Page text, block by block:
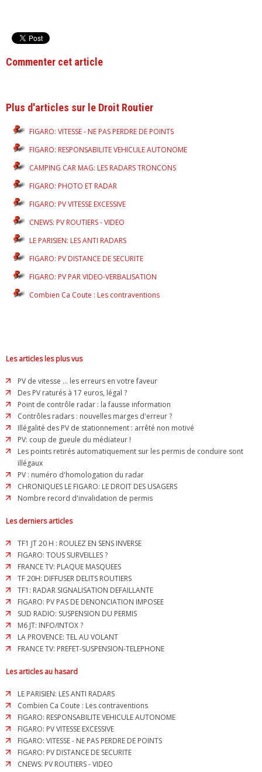
Commenter cet article
Plus d'articles sur le Droit Routier
FIGARO: VITESSE - NE PAS PERDRE DE POINTS
FIGARO: RESPONSABILITE VEHICULE AUTONOME
CAMPING CAR MAG: LES RADARS TRONCONS
FIGARO: PHOTO ET RADAR
FIGARO: PV VITESSE EXCESSIVE
CNEWS: PV ROUTIERS - VIDEO
LE PARISIEN: LES ANTI RADARS
FIGARO: PV DISTANCE DE SECURITE
FIGARO: PV PAR VIDEO-VERBALISATION
Combien Ca Coute : Les contraventions
Les articles les plus vus
PV de vitesse ... les erreurs en votre faveur
Des PV raturés à 17 euros, légal ?
Point de contrôle radar : la fausse information
Contrôles radars : nouvelles marges d'erreur ?
Illégalité des PV de stationnement : arrêté non motivé
PV: coup de gueule du médiateur !
Les points retirés automatiquement sur les permis de conduire sont
illégaux
PV : numéro d'homologation du radar
CHRONIQUES LE FIGARO: LE DROIT DES USAGERS
Nombre record d'invalidation de permis
Les derniers articles
TF1 JT 20 H : ROULEZ EN SENS INVERSE
FIGARO: TOUS SURVEILLES ?
FRANCE TV: PLAQUE MASQUEES
TF 20H: DIFFUSER DELITS ROUTIERS
TF1: RADAR SIGNALISATION DEFAILLANTE
FIGARO: PV PAS DE DENONCIATION IMPOSEE
SUD RADIO: SUSPENSION DU PERMIS
M6 JT: INFO/INTOX ?
LA PROVENCE: TEL AU VOLANT
FRANCE TV: PREFET-SUSPENSION-TELEPHONE
Les articles au hasard
LE PARISIEN: LES ANTI RADARS
Combien Ca Coute : Les contraventions
FIGARO: RESPONSABILITE VEHICULE AUTONOME
FIGARO: PV VITESSE EXCESSIVE
FIGARO: VITESSE - NE PAS PERDRE DE POINTS
FIGARO: PV DISTANCE DE SECURITE
CNEWS: PV ROUTIERS - VIDEO